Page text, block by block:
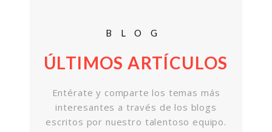
BLOG
ÚLTIMOS ARTÍCULOS
Entérate y comparte los temas más
interesantes a través de los blogs
escritos por nuestro talentoso equipo.